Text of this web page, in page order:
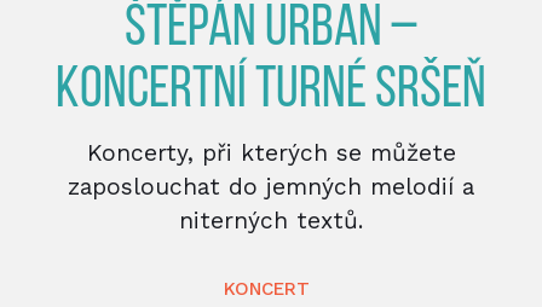
ŠTĚPÁN URBAN –
KONCERTNÍ TURNÉ SRŠEŇ
Koncerty, při kterých se můžete
zaposlouchat do jemných melodií a
niterných textů.
KONCERT